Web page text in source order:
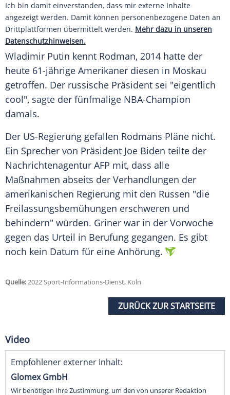
Ich bin damit einverstanden, dass mir externe Inhalte
angezeigt werden. Damit können personenbezogene Daten an
Drittplattformen übermittelt werden. Mehr dazu in unseren
Datenschutzhinweisen.
Wladimir Putin kennt Rodman, 2014 hatte der
heute 61-jährige Amerikaner diesen in Moskau
getroffen. Der russische Präsident sei "eigentlich
cool", sagte der fünfmalige NBA-Champion
damals.
Der US-Regierung gefallen Rodmans Pläne nicht.
Ein Sprecher von Präsident Joe Biden teilte der
Nachrichtenagentur AFP mit, dass alle
Maßnahmen abseits der Verhandlungen der
amerikanischen Regierung mit den Russen "die
Freilassungsbemühungen erschweren und
behindern" würden. Griner war in der Vorwoche
gegen das Urteil in Berufung gegangen. Es gibt
noch kein Datum für eine Anhörung.
Quelle:2022 Sport-Informations-Dienst, Köln
ZURÜCK ZUR STARTSEITE
Video
Empfohlener externer Inhalt:
Glomex GmbH
Wir benötigen Ihre Zustimmung, um den von unserer Redaktion